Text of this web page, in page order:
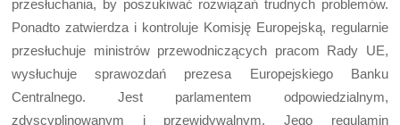
przesłuchania, by poszukiwać rozwiązań trudnych problemów.
Ponadto zatwierdza i kontroluje Komisję Europejską, regularnie
przesłuchuje ministrów przewodniczących pracom Rady UE,
wysłuchuje sprawozdań prezesa Europejskiego Banku
Centralnego. Jest parlamentem odpowiedzialnym,
zdyscyplinowanym i przewidywalnym. Jego regulamin